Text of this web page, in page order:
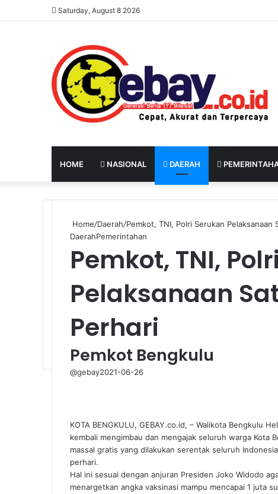
Saturday, August 8 2026
HOME NASIONAL DAERAH
Home/Daerah/Pemkot, TNI, Polri Serukan Pelaksanaan
DaerahPemerintahan
Pemkot, TNI,
Pelaksanaan
Perhari
Pemkot Bengkulu
@gebay2021-06-26
KOTA BENGKULU, GEBAY.co.id, – Walikota Bengkulu
kembali mengimbau dan mengajak seluruh warga
massal gratis yang dilakukan serentak seluruh
perhari.
Hal ini sesuai dengan anjuran Presiden Joko Widodo
menargetkan angka vaksinasi mampu mencapai 1 juta